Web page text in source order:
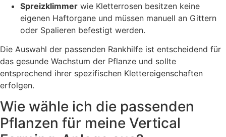
Spreizklimmer wie Kletterrosen besitzen keine
eigenen Haftorgane und müssen manuell an Gittern
oder Spalieren befestigt werden.
Die Auswahl der passenden Rankhilfe ist entscheidend für
das gesunde Wachstum der Pflanze und sollte
entsprechend ihrer spezifischen Klettereigenschaften
erfolgen.
Wie wähle ich die passenden
Pflanzen für meine Vertical